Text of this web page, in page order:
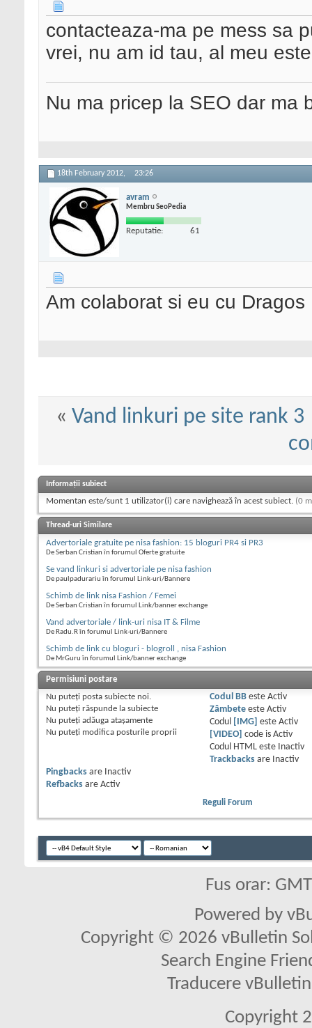
contacteaza-ma pe mess sa
vrei, nu am id tau, al meu
Nu ma pricep la SEO dar ma
18th February 2012, 23:26
avram
Membru SeoPedia
Reputatie: 61
Am colaborat si eu cu Dragos
« Vand linkuri pe site rank 3
Informații subiect
Momentan este/sunt 1 utilizator(i) care navighează în acest subiect. (0
Thread-uri Similare
Advertoriale gratuite pe nisa fashion: 15 bloguri PR4 si PR3
De Serban Cristian în forumul Oferte gratuite
Se vand linkuri si advertoriale pe nisa fashion
De paulpadurariu în forumul Link-uri/Bannere
Schimb de link nisa Fashion / Femei
De Serban Cristian în forumul Link/banner exchange
Vand advertoriale / link-uri nisa IT & Filme
De Radu.R în forumul Link-uri/Bannere
Schimb de link cu bloguri - blogroll , nisa Fashion
De MrGuru în forumul Link/banner exchange
Permisiuni postare
Nu puteţi posta subiecte noi.
Nu puteţi răspunde la subiecte
Nu puteţi adăuga ataşamente
Nu puteţi modifica posturile proprii
Codul BBeste Activ
Zâmbeteeste Activ
Codul
[IMG] este Activ
[VIDEO]
code is Activ
Codul HTML este
Inactiv
Trackbacksare
Inactiv
Pingbacks are
Inactiv
Refbacks are Activ
Reguli Forum
Fus orar:
Powered by
Copyright © 2026 vBulletin
Search Engine
Traducere
Copyright